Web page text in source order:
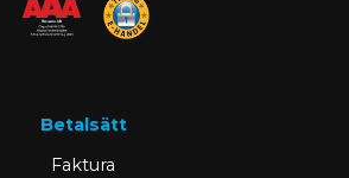
Betalsätt
Faktura